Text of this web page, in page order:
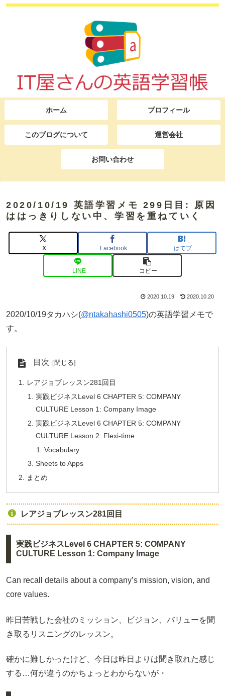
ホーム プロフィール
このブログについて 運営会社
お問い合わせ
2020/10/19 英語学習メモ 299日目: 原因
ははっきりしない中、学習を重ねていく
X Facebook はてブ
LINE コピー
2020.10.19 2020.10.20
2020/10/19タカハシ(@ntakahashi0505)の英語学習メモで
す。
目次
レアジョブレッスン281回目
実践ビジネスLevel 6 CHAPTER 5: COMPANY
CULTURE Lesson 1: Company Image
実践ビジネスLevel 6 CHAPTER 5: COMPANY
CULTURE Lesson 2: Flexi-time
Vocabulary
Sheets to Apps
まとめ
レアジョブレッスン281回目
実践ビジネスLevel 6 CHAPTER 5: COMPANY
CULTURE Lesson 1: Company Image
Can recall details about a company’s mission, vision, and
core values.
昨日苦戦した会社のミッション、ビジョン、バリューを聞
き取るリスニングのレッスン。
確かに難しかったけど、今日は昨日よりは聞き取れた感じ
する…何が違うのかちょっとわからないが・